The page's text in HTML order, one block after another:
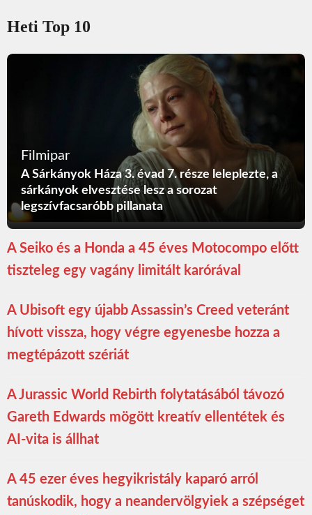
Heti Top 10
Filmipar
A Sárkányok Háza 3. évad 7. része leleplezte, a
sárkányok elvesztése lesz a sorozat
legszívfacsaróbb pillanata
A Seiko és a Honda a 45 éves Motocompo előtt
tiszteleg egy vagány limitált karórával
A Ubisoft egy újabb Assassin’s Creed veteránt
hívott vissza, hogy végre egyenesbe hozza a
megtépázott szériát
A Jurassic World Rebirth folytatásából távozó
Gareth Edwards mögött kreatív ellentétek és
AI-vita is állhat
A 45 ezer éves hegyikristály kaparó arról
tanúskodik, hogy a neandervölgyiek a szépséget